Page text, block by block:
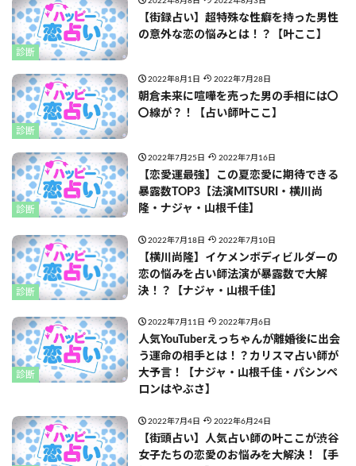
診断
【街録占い】超特殊な性癖を持った男性
の意外な恋の悩みとは！？【叶ここ】
診断
2022年8月1日 2022年7月28日
朝倉未来に喧嘩を売った男の手相には〇
〇線が？！【占い師叶ここ】
診断
2022年7月25日 2022年7月16日
【恋愛運最強】この夏恋愛に期待できる
暴露数TOP3【法演MITSURI・横川尚
隆・ナジャ・山根千佳】
診断
2022年7月18日 2022年7月10日
【横川尚隆】イケメンボディビルダーの
恋の悩みを占い師法演が暴露数で大解
決！？【ナジャ・山根千佳】
診断
2022年7月11日 2022年7月6日
人気YouTuberえっちゃんが離婚後に出会
う運命の相手とは！？カリスマ占い師が
大予言！【ナジャ・山根千佳・パシンペ
ロンはやぶさ】
2022年7月4日 2022年6月24日
【街頭占い】人気占い師の叶ここが渋谷
女子たちの恋愛のお悩みを大解決！【手